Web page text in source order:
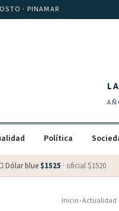
· PINAMAR
Política
Dólar blue $1525 · oficial $1520
Inicio›Actualidad